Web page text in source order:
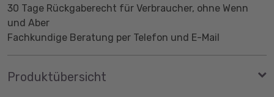
30 Tage Rückgaberecht für Verbraucher, ohne Wenn
und Aber
Fachkundige Beratung per Telefon und E-Mail
Produktübersicht